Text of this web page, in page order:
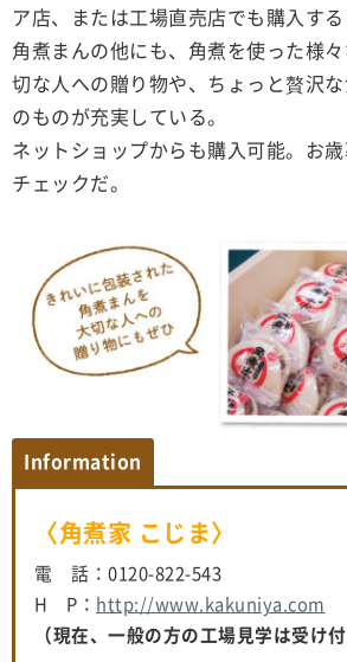
ア店、または工場直売店でも購入する
角煮まんの他にも、角煮を使った様
切な人への贈り物や、ちょっと贅沢
のものが充実している。
ネットショップからも購入可能。お
チェックだ。
Information
〈角煮家 こじま〉
電 話：0120-822-543
H P： http://www.kakuniya.com
（現在、一般の方の工場見学は受け